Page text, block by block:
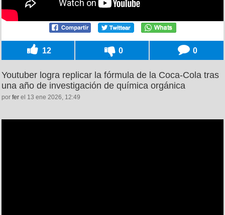
12 0 0
Youtuber logra replicar la fórmula de la Coca-Cola tras
una año de investigación de química orgánica
por fer el 13 ene 2026, 12:49